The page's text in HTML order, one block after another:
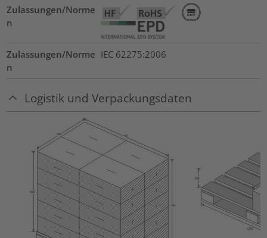
Zulassungen/Norme
n
Zulassungen/Norme
n
IEC 62275:2006
Logistik und Verpackungsdaten